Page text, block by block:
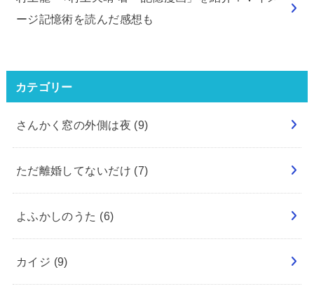
ージ記憶術を読んだ感想も
カテゴリー
さんかく窓の外側は夜 (9)
ただ離婚してないだけ (7)
よふかしのうた (6)
カイジ (9)